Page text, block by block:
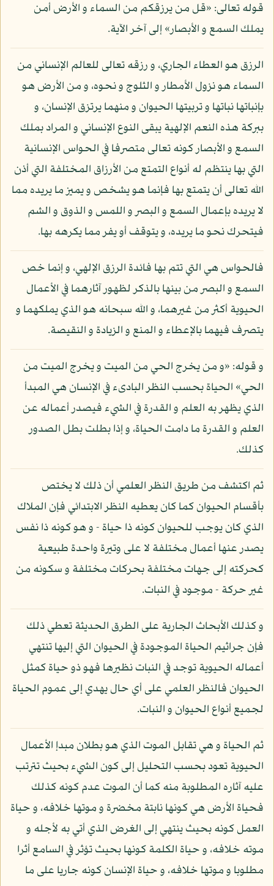
قوله تعالى: «قل من يرزقكم من السماء و الأرض أمن
يملك السمع و الأبصار» إلى آخر الآية.
الرزق هو العطاء الجاري، و رزقه تعالى للعالم الإنساني من
السماء هو نزول الأمطار و الثلوج و نحوه، و من الأرض هو
بإنباتها نباتها و تربيتها الحيوان و منهما يرتزق الإنسان، و
ببركة هذه النعم الإلهية يبقى النوع الإنساني و المراد بملك
السمع و الأبصار كونه تعالى متصرفا في الحواس الإنسانية
التي بها ينتظم له أنواع التمتع من الأرزاق المختلفة التي أذن
الله تعالى أن يتمتع بها فإنما هو يشخص و يميز ما يريده مما
لا يريده بإعمال السمع و البصر و اللمس و الذوق و الشم
فيتحرك نحو ما يريده، و يتوقف أو يفر مما يكرهه بها.
فالحواس هي التي تتم بها فائدة الرزق الإلهي، و إنما خص
السمع و البصر من بينها بالذكر لظهور آثارهما في الأعمال
الحيوية أكثر من غيرهما، و الله سبحانه هو الذي يملكهما و
يتصرف فيهما بالإعطاء و المنع و الزيادة و النقيصة.
و قوله: «و من يخرج الحي من الميت و يخرج الميت من
الحي» الحياة بحسب النظر البادىء في الإنسان هي المبدأ
الذي يظهر به العلم و القدرة في الشيء فيصدر أعماله عن
العلم و القدرة ما دامت الحياة، و إذا بطلت بطل الصدور
كذلك.
ثم اكتشف من طريق النظر العلمي أن ذلك لا يختص
بأقسام الحيوان كما كان يعطيه النظر الابتدائي فإن الملاك
الذي كان يوجب للحيوان كونه ذا حياة - و هو كونه ذا نفس
يصدر عنها أعمال مختلفة لا على وتيرة واحدة طبيعية
كحركته إلى جهات مختلفة بحركات مختلفة و سكونه من
غير حركة - موجود في النبات.
و كذلك الأبحاث الجارية على الطرق الحديثة تعطي ذلك
فإن جراثيم الحياة الموجودة في الحيوان التي إليها تنتهي
أعماله الحيوية توجد في النبات نظيرها فهو ذو حياة كمثل
الحيوان فالنظر العلمي على أي حال يهدي إلى عموم الحياة
لجميع أنواع الحيوان و النبات.
ثم الحياة و هي تقابل الموت الذي هو بطلان مبدإ الأعمال
الحيوية تعود بحسب التحليل إلى كون الشيء بحيث تترتب
عليه آثاره المطلوبة منه كما أن الموت عدم كونه كذلك
فحياة الأرض هي كونها نابتة مخضرة و موتها خلافه، و حياة
العمل كونه بحيث ينتهي إلى الغرض الذي أتي به لأجله و
موته خلافه، و حياة الكلمة كونها بحيث تؤثر في السامع أثرا
مطلوبا و موتها خلافه، و حياة الإنسان كونه جاريا على ما